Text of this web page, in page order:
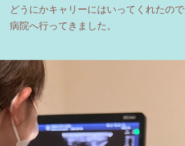
どうにかキャリーにはいってくれたので
病院へ行ってきました。